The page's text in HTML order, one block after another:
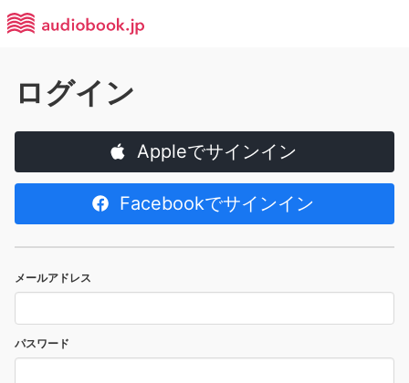
ログイン
Appleでサインイン
Facebookでサインイン
メールアドレス
パスワード